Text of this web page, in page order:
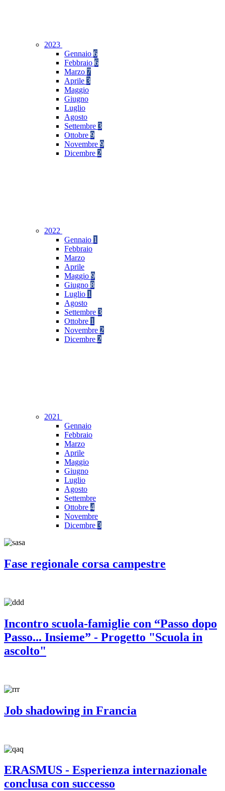
2023
Gennaio 6
Febbraio 6
Marzo 7
Aprile 3
Maggio
Giugno
Luglio
Agosto
Settembre 3
Ottobre 9
Novembre 9
Dicembre 2
2022
Gennaio 1
Febbraio
Marzo
Aprile
Maggio 9
Giugno 8
Luglio 1
Agosto
Settembre 3
Ottobre 1
Novembre 2
Dicembre 2
2021
Gennaio
Febbraio
Marzo
Aprile
Maggio
Giugno
Luglio
Agosto
Settembre
Ottobre 4
Novembre
Dicembre 3
Fase regionale corsa campestre
Incontro scuola-famiglie con “Passo dopo
Passo... Insieme” - Progetto "Scuola in
ascolto"
Job shadowing in Francia
ERASMUS - Esperienza internazionale
conclusa con successo